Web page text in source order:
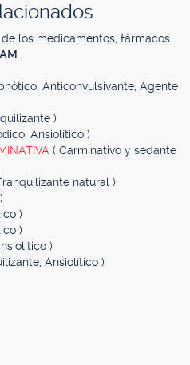
los medicamentos, fármacos
Anticonvulsivante, Agente
)
Ansiolítico )
( Carminativo y sedante
natural )
)
)
)
Ansiolítico )